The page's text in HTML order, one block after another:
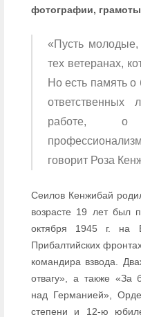
фотографии,
«Пусть
тех ветеранах,
Но есть память
ответственных
работе, о
говорит Роза
Сеилов Кенжибай
возрасте 19 лет был
октября 1945 г. на
Прибалтийских
командира взвода.
отвагу», а также «За
над Германией»,
степени и 12-ю